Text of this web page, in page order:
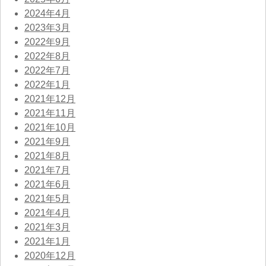
2024年4月
2023年3月
2022年9月
2022年8月
2022年7月
2022年1月
2021年12月
2021年11月
2021年10月
2021年9月
2021年8月
2021年7月
2021年6月
2021年5月
2021年4月
2021年3月
2021年1月
2020年12月